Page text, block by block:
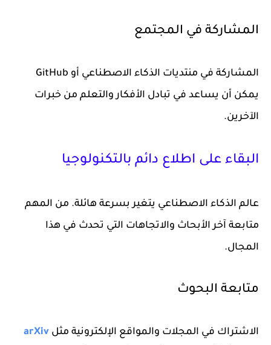
المشاركة في المجتمع
المشاركة في منتديات الذكاء الاصطناعي أو GitHub
يمكن أن يساعد في تبادل الأفكار والتعلم من خبرات
الآخرين.
البقاء على اطلاع دائم بالتكنولوجيا
عالم الذكاء الاصطناعي يتغير بسرعة هائلة. من المهم
متابعة آخر الأبحاث والاتجاهات التي تحدث في هذا
المجال.
متابعة البحوث
الاشتراك في المجلات والمواقع الإلكترونية مثل arXiv